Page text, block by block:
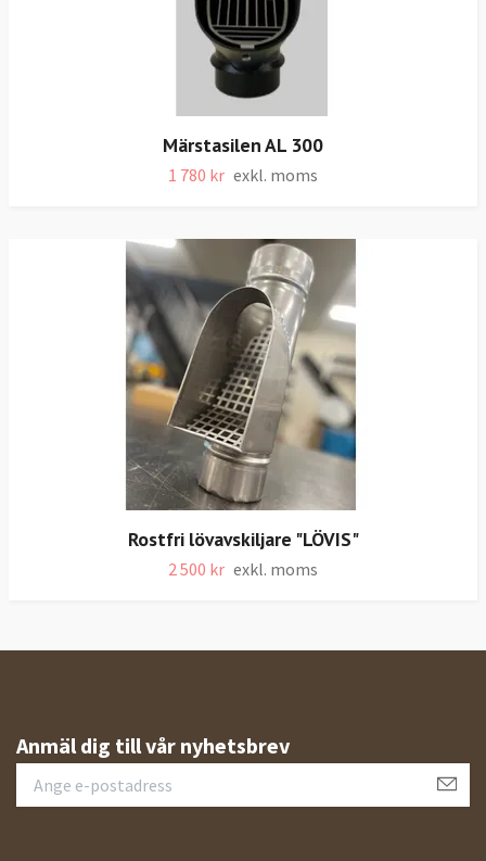
Märstasilen AL 300
1 780 kr exkl. moms
Rostfri lövavskiljare "LÖVIS"
2 500 kr exkl. moms
Anmäl dig till vår nyhetsbrev